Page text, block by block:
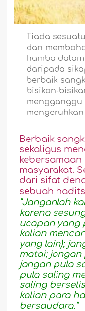
Tiada
dan
hamba
daripada
berbaik
bisikan-
mengganggu
Berbaik
sekaligus
masyarakat.
dari sifat
sebuah
"Janganlah
karena
ucapan yang
kalian
yang lain);
matai; jangan
jangan pula
pula saling
saling
kalian para
bersaudara."